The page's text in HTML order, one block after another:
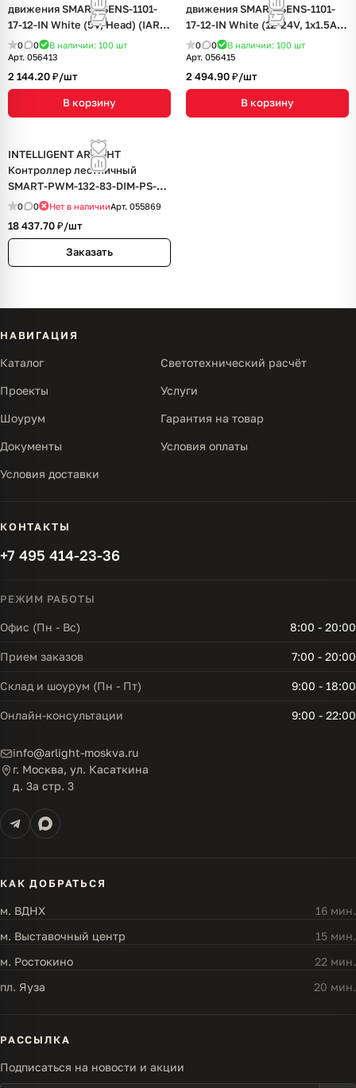
движения SMART-SENS-1101-
17-12-IN White (5V, Head) (IARL,
IP20 Пластик, 5 лет)
0 0 В наличии: 100 шт
Арт. 056413
2 144.20 ₽/шт
В корзину
движения SMART-SENS-1101-
17-12-IN White (12-24V, 1x1.5A,
Switch) (IARL, IP20 Пластик, 5
лет)
0 0 В наличии: 100 шт
Арт. 056415
2 494.90 ₽/шт
В корзину
INTELLIGENT ARLIGHT
Контроллер лестничный
SMART-PWM-132-83-DIM-PS-
SUF (5-24V, 32x1A) (IARL, IP20
0 0 Нет в наличииАрт. 055869
18 437.70 ₽/шт
Заказать
НАВИГАЦИЯ
Каталог Светотехнический расчёт
Проекты Услуги
Шоурум Гарантия на товар
Документы Условия оплаты
Условия доставки
КОНТАКТЫ
+7 495 414-23-36
РЕЖИМ РАБОТЫ
Офис (Пн - Вс) 8:00 - 20:00
Прием заказов 7:00 - 20:00
Склад и шоурум (Пн - Пт) 9:00 - 18:00
Онлайн-консультации 9:00 - 22:00
info@arlight-moskva.ru
г. Москва, ул. Касаткина
д. 3а стр. 3
КАК ДОБРАТЬСЯ
м. ВДНХ
16 мин.
м. Выставочный центр
15 мин.
м. Ростокино
22 мин.
пл. Яуза
20 мин.
РАССЫЛКА
Подписаться на новости и акции